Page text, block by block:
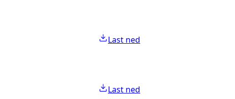
Last ned
Last ned